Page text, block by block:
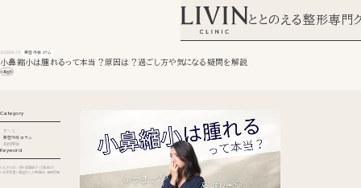
ととのえる整形専門
2026.06.19 美容外科コラム
小鼻縮小は腫れるって本当？原因は？過ごし方や気になる疑問を解説
#鼻整形
Category
すべて
美容外科コラム
症例解説
Keyword
#ヒアルロン酸#鼻翼縮小 (小鼻縮小)
#土手再建#鼻整形#人中短縮#目尻切開